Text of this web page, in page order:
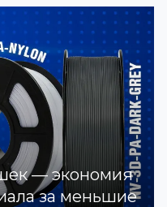
— экономия
за меньшие